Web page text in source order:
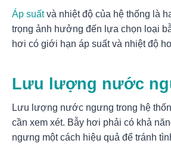
Áp suấtvà nhiệt độ của hệ thống là
trọng ảnh hưởng đến lựa chọn loại
hơi có giới hạn áp suất và nhiệt độ
Lưu lượng nước
Lưu lượng nước ngưng trong hệ
cần xem xét. Bẫy hơi phải có khả
ngưng một cách hiệu quả để tránh